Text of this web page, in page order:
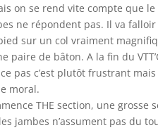
on se rend vite compte que le
ne répondent pas. Il va
pied sur un col vraiment
paire de bâton. A la fin du
pas c’est plutôt frustrant
moral.
THE section, une
jambes n’assument pas du